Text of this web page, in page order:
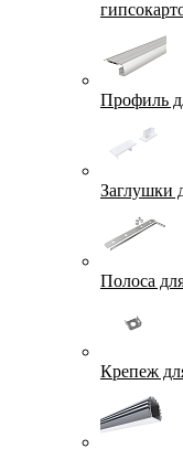
Профиль
Заглушки
Полоса
Крепеж